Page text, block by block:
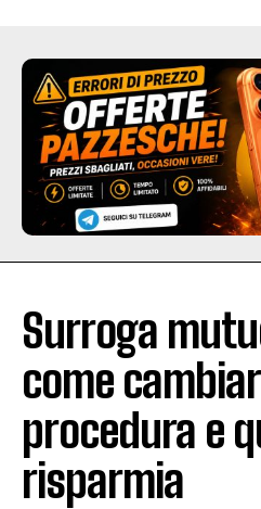
Surroga
come
procedura e
risparmia